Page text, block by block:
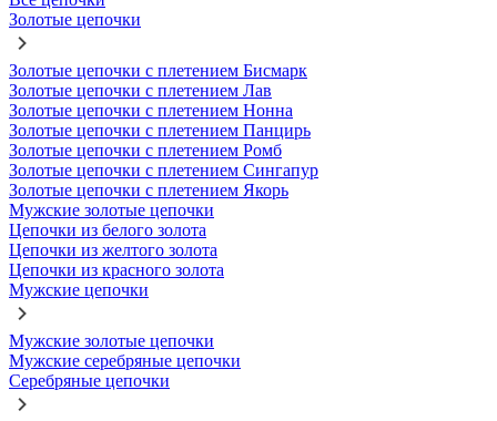
Золотые цепочки
Золотые цепочки с плетением Бисмарк
Золотые цепочки с плетением Лав
Золотые цепочки с плетением Нонна
Золотые цепочки с плетением Панцирь
Золотые цепочки с плетением Ромб
Золотые цепочки с плетением Сингапур
Золотые цепочки с плетением Якорь
Мужские золотые цепочки
Цепочки из белого золота
Цепочки из желтого золота
Цепочки из красного золота
Мужские цепочки
Мужские золотые цепочки
Мужские серебряные цепочки
Серебряные цепочки